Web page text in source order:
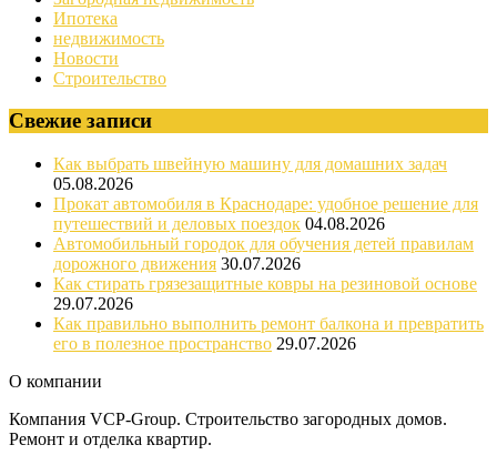
Ипотека
недвижимость
Новости
Строительство
Свежие записи
Как выбрать швейную машину для домашних задач
05.08.2026
Прокат автомобиля в Краснодаре: удобное решение для
путешествий и деловых поездок 04.08.2026
Автомобильный городок для обучения детей правилам
дорожного движения 30.07.2026
Как стирать грязезащитные ковры на резиновой основе
29.07.2026
Как правильно выполнить ремонт балкона и превратить
его в полезное пространство 29.07.2026
О компании
Компания VCP-Group. Строительство загородных домов.
Ремонт и отделка квартир.